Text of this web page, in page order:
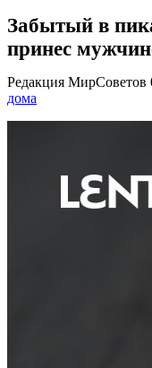
Забытый в
принес
Редакция МирСоветов
дома